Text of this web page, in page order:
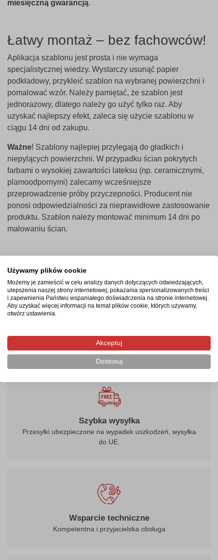
miesięczną gwarancją.
Łatwy montaż – bez fachowców!
Aplikacja szablonu jest prosta i nie wymaga
specjalistycznej wiedzy. Wystarczy usunąć papier
podkładowy, przykleić szablon na wybranej powierzchni i
pomalować wzór. Należy pamiętać, że szablon jest
jednorazowy, dlatego należy go użyć tylko raz. Aby
uzyskać najlepszy efekt, zaleca się użycie szablonu w
ciągu 14 dni od zakupu.
Ważne! Szablony najlepiej przylegają do gładkich i
niepylących powierzchni. W przypadku ścian pokrytych
farbami o wysokiej zawartości lateksu (np. ceramicznymi,
plamoodpornymi) zalecamy wcześniejsze
przeprowadzenie próby przyczepności. Producent nie
ponosi odpowiedzialności za nieprawidłowe zastosowanie
produktu. Szablon należy montować minimum 14 dni po
malowaniu ścian.
Termin realizacji
Produkcja rozpocznie się po zaksięgowaniu płatności i
potrwa od 2-4 dni roboczych. Następnie przesyłka
kurierska zostanie wysłana na wskazany adres, a jej
Szybka wysyłka
Przesyłki ubezpieczone na wypadek uszkodzeń, wysyłka
do UE.
Wsparcie techniczne
Kompetentna i przyjacielska obsługa
Używamy plików cookie
Możemy je zamieścić w celu analizy danych dotyczących odwiedzających,
ulepszenia naszej strony internetowej, pokazania spersonalizowanych treści
i zapewnienia Państwu wspaniałego doświadczenia na stronie internetowej.
Aby uzyskać więcej informacji na temat plików cookie, których używamy,
otwórz ustawienia.
Akceptuj
Dostosuj